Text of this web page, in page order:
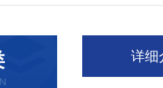
详细